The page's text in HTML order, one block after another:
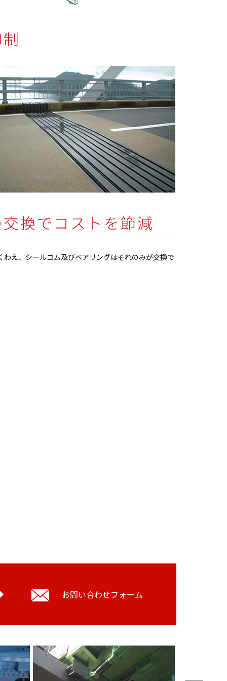
換でコストを節減
え、シールゴム及びベアリングはそれのみが交換で
お問い合わせフォーム